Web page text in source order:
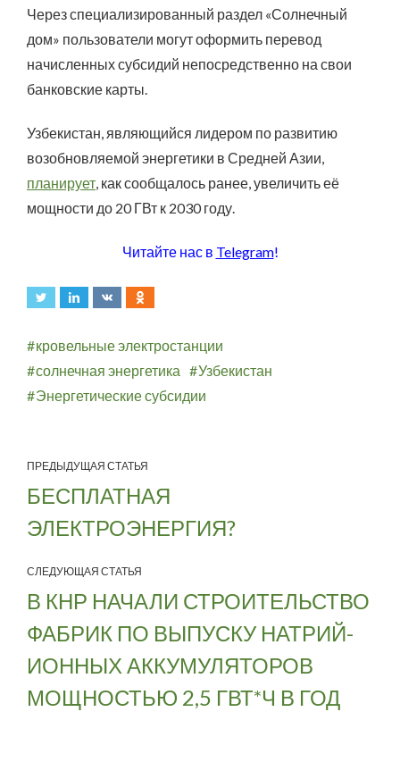
Через специализированный раздел «Солнечный
дом» пользователи могут оформить перевод
начисленных субсидий непосредственно на свои
банковские карты.
Узбекистан, являющийся лидером по развитию
возобновляемой энергетики в Средней Азии,
планирует, как сообщалось ранее, увеличить её
мощности до 20 ГВт к 2030 году.
Читайте нас в Telegram!
кровельные электростанции
солнечная энергетика
Узбекистан
Энергетические субсидии
ПРЕДЫДУЩАЯ СТАТЬЯ
БЕСПЛАТНАЯ
ЭЛЕКТРОЭНЕРГИЯ?
СЛЕДУЮЩАЯ СТАТЬЯ
В КНР НАЧАЛИ СТРОИТЕЛЬСТВО
ФАБРИК ПО ВЫПУСКУ НАТРИЙ-
ИОННЫХ АККУМУЛЯТОРОВ
МОЩНОСТЬЮ 2,5 ГВТ*Ч В ГОД